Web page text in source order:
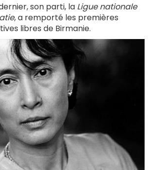
son parti, la Ligue nationale
, a remporté les premières
libres de Birmanie.